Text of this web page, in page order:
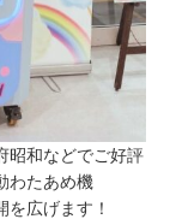
昭和などでご好評
わたあめ機
を広げます！